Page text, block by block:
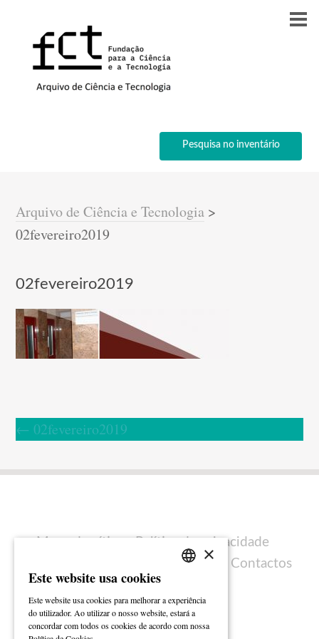
Pesquisa no inventário
Arquivo de Ciência e Tecnologia >
02fevereiro2019
02fevereiro2019
← 02fevereiro2019
Mapa do sítio
Política de privacidade
Ficha técnica Contactos
ENGLISH
×
Este website usa cookies
Este website usa cookies para melhorar a experiência
do utilizador. Ao utilizar o nosso website, estará a
concordar com todos os cookies de acordo com nossa